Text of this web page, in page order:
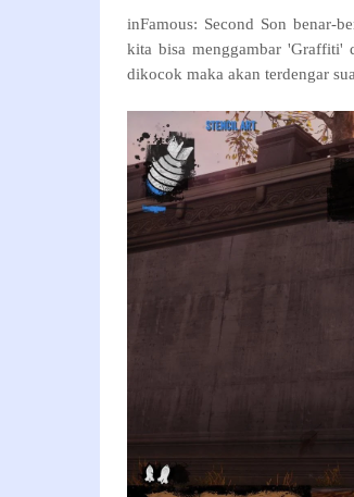
inFamous: Second Son benar-
kita bisa menggambar 'Graffiti'
dikocok maka akan terdengar